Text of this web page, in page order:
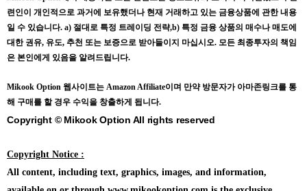
련인이 개인적으로 과거에 보유했더나 현재 거래하고 있는 금융상품에 관한 내용
일 수 있습니다. a) 절대로 특정 트레이딩 전략,b) 특정 금융 상품의 매수나 매도에
대한 권유, 유도, 추천 또는 보증으로 받아들이지 마십시오. 모든 최종투자의 책임
은 본인에게 있음을 알려드립니다.
Mikook Option 웹사이트는 Amazon Affiliate이며 만약 방문자가 아마존링크를 통
해 구매를 할 경우 수익을 창출하게 됩니다.
Copyright © Mikook Option All rights reserved
Copyright Notice :
All content, including text, graphics, images, and information,